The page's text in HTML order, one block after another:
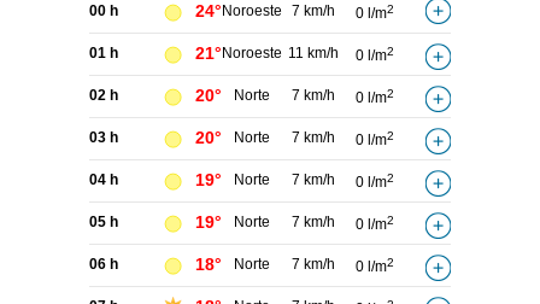
00 h 24° Noroeste 7 km/h 0 l/m2
01 h 21° Noroeste 11 km/h 0 l/m2
02 h 20° Norte 7 km/h 0 l/m2
03 h 20° Norte 7 km/h 0 l/m2
04 h 19° Norte 7 km/h 0 l/m2
05 h 19° Norte 7 km/h 0 l/m2
06 h 18° Norte 7 km/h 0 l/m2